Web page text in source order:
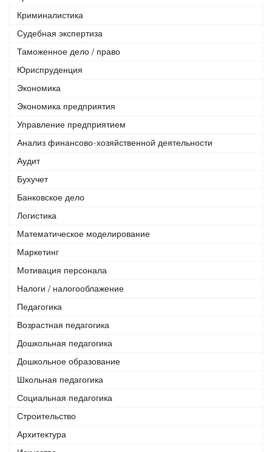
Криминалистика
Судебная экспертиза
Таможенное дело / право
Юриспруденция
Экономика
Экономика предприятия
Управление предприятием
Анализ финансово-хозяйственной деятельности
Аудит
Бухучет
Банковское дело
Логистика
Математическое моделирование
Маркетинг
Мотивация персонала
Налоги / налогооблажение
Педагогика
Возрастная педагогика
Дошкольная педагогика
Дошкольное образование
Школьная педагогика
Социальная педагогика
Строительство
Архитектура